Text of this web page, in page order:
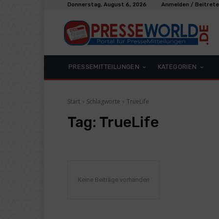
Donnerstag, August 6, 2026 Anmelden /
PRESSEMITTEILUNGEN KATEGORIEN
Start Schlagworte TrueLife
Tag: TrueLife
Keine Beiträge vorhanden